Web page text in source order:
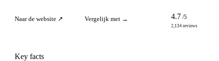
Naar de website ↗ Vergelijk met → 4.7 /5
2,134 reviews
Key facts